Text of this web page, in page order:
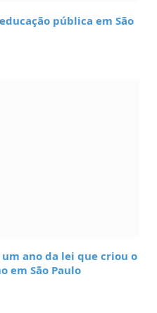
pública em São
ano da lei que criou o
em São Paulo